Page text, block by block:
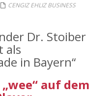
CENGIZ EHLIZ BUSINESS
Dr. Stoiber
als
in Bayern“
auf dem